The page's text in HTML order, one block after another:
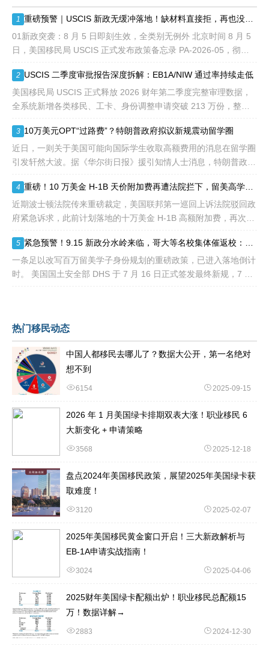
28.6%，即大约4万个移民
签证，都会用于满足"优
先"移民类别的申请。EB1A
不需要雇主支持、不用办理
等的限制，所以也愈来愈受
到中国杰出人才的青睐。
1
01新政突袭：8 月 5 日即刻生效，全类别无例外 北京时间 8 月 5
日，美国移民局 USCIS 正式发布政策备忘录 PA-2026-05，彻底
2 USCIS 二季度审批报告深度拆解：EB1A/NIW 通过率持续走低
美国移民局 USCIS 正式释放 2026 财年第二季度完整审理数据，
全系统新增各类移民、工卡、身份调整申请突破 213 万份，整体
3 10万美元OPT“过路费”？特朗普政府拟议新规震动留学圈
近日，一则关于美国可能向国际学生收取高额费用的消息在留学圈
引发轩然大波。据《华尔街日报》援引知情人士消息，特朗普政府
中可能包括高达10万美元
4
近期波士顿法院传来重磅裁定，美国联邦第一巡回上诉法院驳回政
府紧急诉求，此前计划落地的十万美金 H-1B 高额附加费，再次被
5
一条足以改写百万留美学子身份规划的重磅政策，已进入落地倒计
时。 美国国土安全部 DHS 于 7 月 16 日正式签发最终新规，7 月
热门移民动态
中国人都移民去哪儿了？数据大公开，第一名绝对
想不到
6154 2025-09-15
2026 年 1 月美国绿卡排期双表大涨！职业移民 6
大新变化 + 申请策略
3568 2025-12-18
盘点2024年美国移民政策，展望2025年美国绿卡获
取难度！
3120 2025-02-07
2025年美国移民黄金窗口开启！三大新政解析与
EB-1A申请实战指南！
3024 2025-04-06
2025财年美国绿卡配额出炉！职业移民总配额15
万！数据详解→
2883 2024-12-30